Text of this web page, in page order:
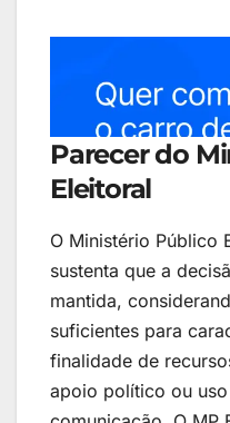
Parecer do
Eleitoral
O Ministério Público
sustenta que a
mantida,
suficientes para
finalidade de
apoio político ou